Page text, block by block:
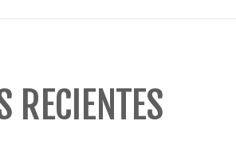
RECIENTES